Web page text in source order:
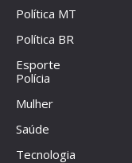
Política MT
Política BR
Esporte
Polícia
Mulher
Saúde
Tecnologia